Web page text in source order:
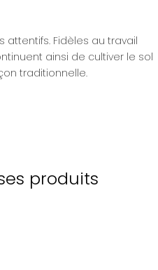
attentifs. Fidèles au travail
ainsi de cultiver le sol
traditionnelle.
produits